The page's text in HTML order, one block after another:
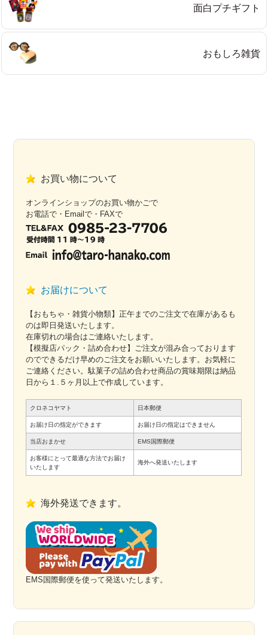
面白プチギフト
おもしろ雑貨
お買い物について
オンラインショップのお買い物かごで
お電話で・Emailで・FAXで
お届けについて
【おもちゃ・雑貨小物類】正午までのご注文で在庫があるも
のは即日発送いたします。
在庫切れの場合はご連絡いたします。
【模擬店パック・詰め合わせ】ご注文が混み合っております
のでできるだけ早めのご注文をお願いいたします。お気軽に
ご連絡ください。駄菓子の詰め合わせ商品の賞味期限は納品
日から１.５ヶ月以上で作成しています。
クロネコヤマト 日本郵便
お届け日の指定ができます お届け日の指定はできません
当店おまかせ EMS国際郵便
お客様にとって最適な方法でお届け
いたします
海外へ発送いたします
海外発送できます。
EMS国際郵便を使って発送いたします。